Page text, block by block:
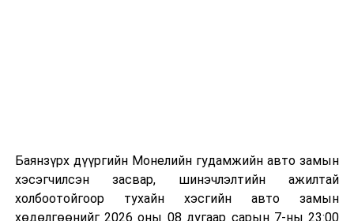
болон дулааны эрчим хүч үйлдвэрлэхэд ашиглаж
болдог. Зарим технологийн хувьд шаталтын дараа
үлдэх үнснээс фосфор зэрэг ашигт эрдсийг сэргээн
авах боломжтой аж.
Баянзүрх дүүргийн Монелийн гудамжийн авто замын
хэсэгчилсэн засвар, шинэчлэлтийн ажилтай
холбоотойгоор тухайн хэсгийн авто замын
хөдөлгөөнийг 2026 оны 08 дугаар сарын 7-ны 23:00